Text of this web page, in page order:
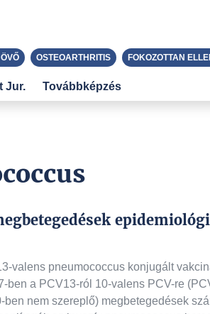
valens pneumococcus konjugált
ben a PCV13-ról 10-valens PCV-re
nem szereplő) megbetegedések
OSTEOARTHRITIS FOKOZOTTAN
Jur. Továbbképzés